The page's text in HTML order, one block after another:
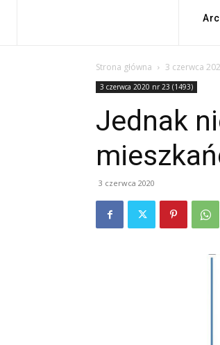
Strona główna 3 czerwca
3 czerwca 2020 nr 23 (1493)
Jednak
3 czerwca 2020